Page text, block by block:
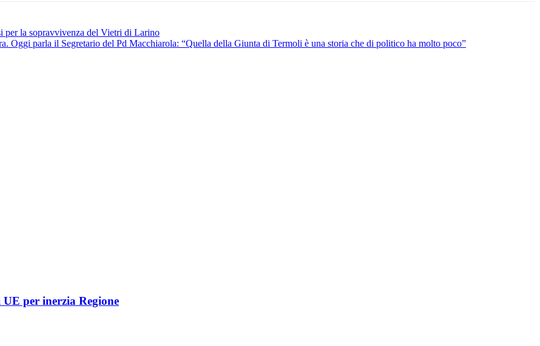
per la sopravvivenza del Vietri di Larino
Oggi parla il Segretario del Pd Macchiarola: “Quella della Giunta di Termoli è una storia che di politico ha molto poco”
per inerzia Regione